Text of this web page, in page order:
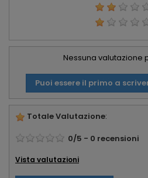
Nessuna valutazione
Puoi essere il primo a
Totale Valutazione:
0/5 - 0 recensioni
Vista valutazioni